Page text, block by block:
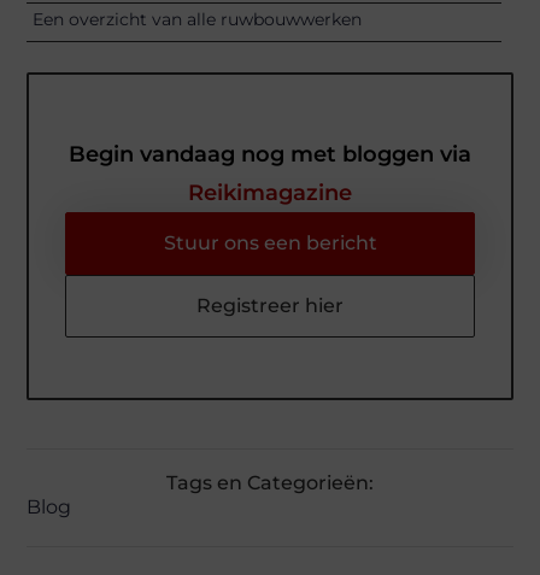
Een overzicht van alle ruwbouwwerken
Begin vandaag nog met bloggen via
Reikimagazine
Stuur ons een bericht
Registreer hier
Tags en Categorieën:
Blog